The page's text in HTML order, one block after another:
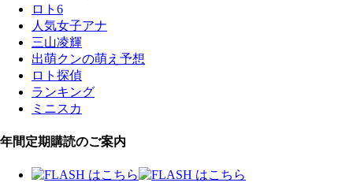
ロト6
人気女子アナ
三山凌輝
出萌クンの萌え予想
ロト探偵
ランキング
ミニスカ
年間定期購読のご案内